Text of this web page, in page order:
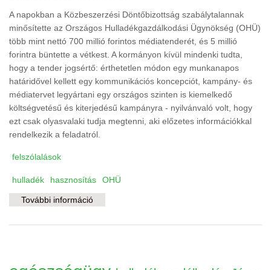
A napokban a Közbeszerzési Döntőbizottság szabálytalannak
minősítette az Országos Hulladékgazdálkodási Ügynökség (OHÜ)
több mint nettó 700 millió forintos médiatenderét, és 5 millió
forintra büntette a vétkest. A kormányon kívül mindenki tudta,
hogy a tender jogsértő: érthetetlen módon egy munkanapos
határidővel kellett egy kommunikációs koncepciót, kampány- és
médiatervet legyártani egy országos szinten is kiemelkedő
költségvetésű és kiterjedésű kampányra - nyilvánvaló volt, hogy
ezt csak olyasvalaki tudja megtenni, aki előzetes információkkal
rendelkezik a feladatról.
felszólalások
hulladék hasznosítás OHÜ
További információ
tartalommal kapcsolatosan